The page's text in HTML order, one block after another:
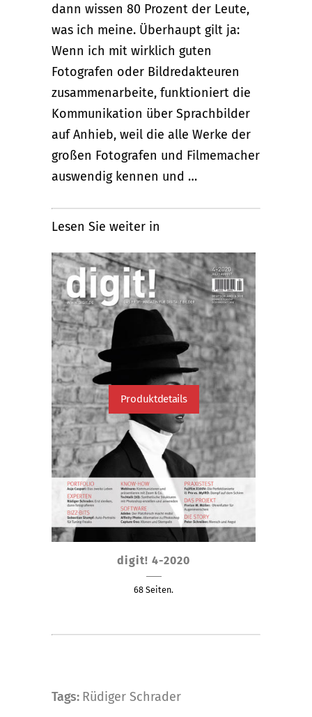
dann wissen 80 Prozent der Leute,
was ich meine. Überhaupt gilt ja:
Wenn ich mit wirklich guten
Fotografen oder Bildredakteuren
zusammenarbeite, funktioniert die
Kommunikation über Sprachbilder
auf Anhieb, weil die alle Werke der
großen Fotografen und Filmemacher
auswendig kennen und …
Lesen Sie weiter in
Produktdetails
können
digit! 4-2020
68 Seiten.
Tags: Rüdiger Schrader